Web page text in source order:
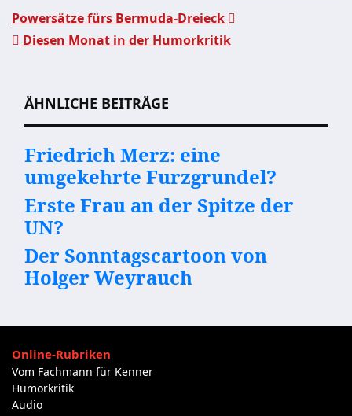
Powersätze fürs Bermuda-Dreieck
Diesen Monat in der Humorkritik
ÄHNLICHE BEITRÄGE
Friedrich Merz: eine
umgekehrte Furzgrundel?
Erste Frau an der Spitze der
UN?
Der Sonntagscartoon von
Holger Weyrauch
Online-Rubriken
Vom Fachmann für Kenner
Humorkritik
Audio